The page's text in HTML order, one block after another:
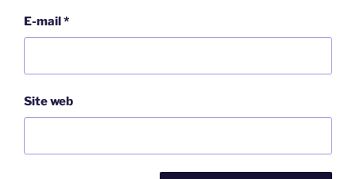
E-mail*
Site web